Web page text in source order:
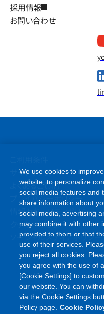
採用情報
お問い合わせ
サイトマップ
よくあるご質問
プライバシーポリシー
情報セキュリティポリシー
クッキーポリシー
ソーシャルメディアポリシー
Copyright©Asahi Kasei
We use cookies to
website, to personalize
social media features and
share information about
social media, advertising
may combine it with other
provided to them or that
use of their services.
you reject all cookies.
you agree with the use of
[Cookie Settings] to
our website. You can
via the Cookie Settings
Policy page. Cookie